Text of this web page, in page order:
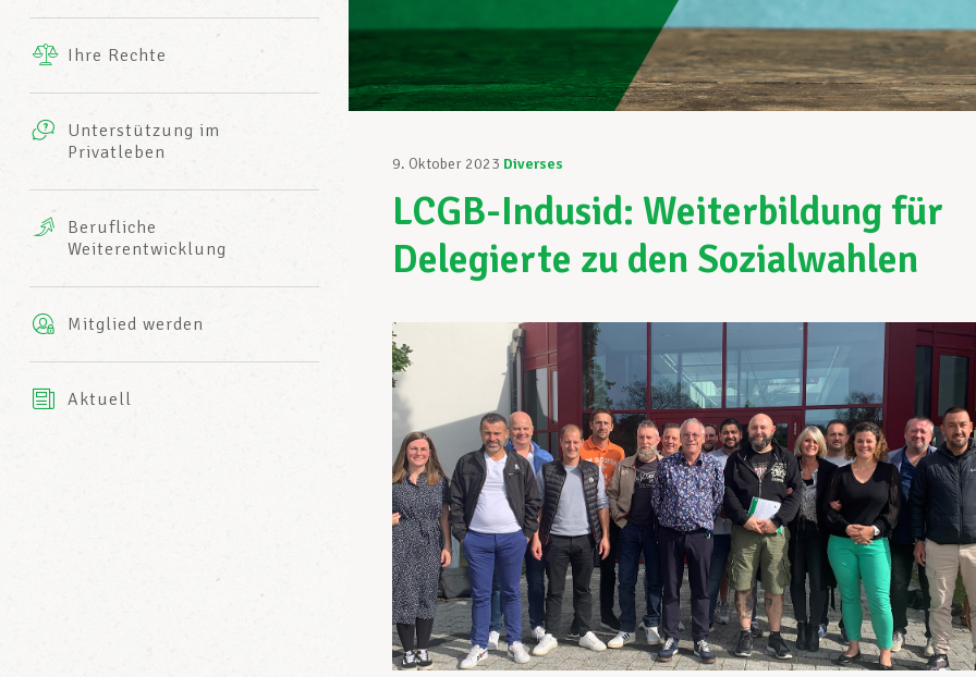
INFO-CENTER
des LCGBs
Ihre Rechte
Unterstützung im
Privatleben
Leistungen
Mutuelle
AXA
Berufliche
Weiterentwicklung
Mitglied werden
Aktuell
9. Oktober 2023 Diverses
LCGB-Indusid: Weiterbildung für
Delegierte zu den Sozialwahlen